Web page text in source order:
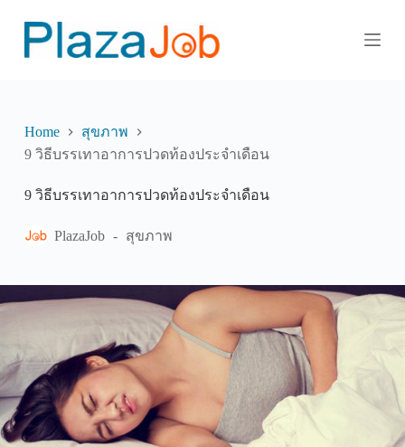
o
n
Home
สุขภาพ
9 วิธีบรรเทาอาการปวดท้องประจำเดือน
9 วิธีบรรเทาอาการปวดท้องประจำเดือน
PlazaJob สุขภาพ